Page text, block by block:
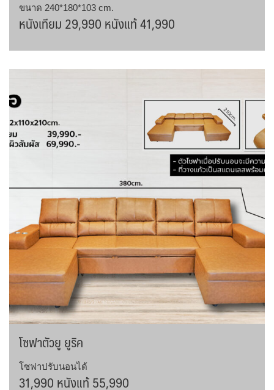
ขนาด 240*180*103 cm.
หนังเทียม 29,990 หนังแท้ 41,990
โซฟาตัวยู ยูริค
โซฟาปรับนอนได้
31,990 หนังแท้ 55,990